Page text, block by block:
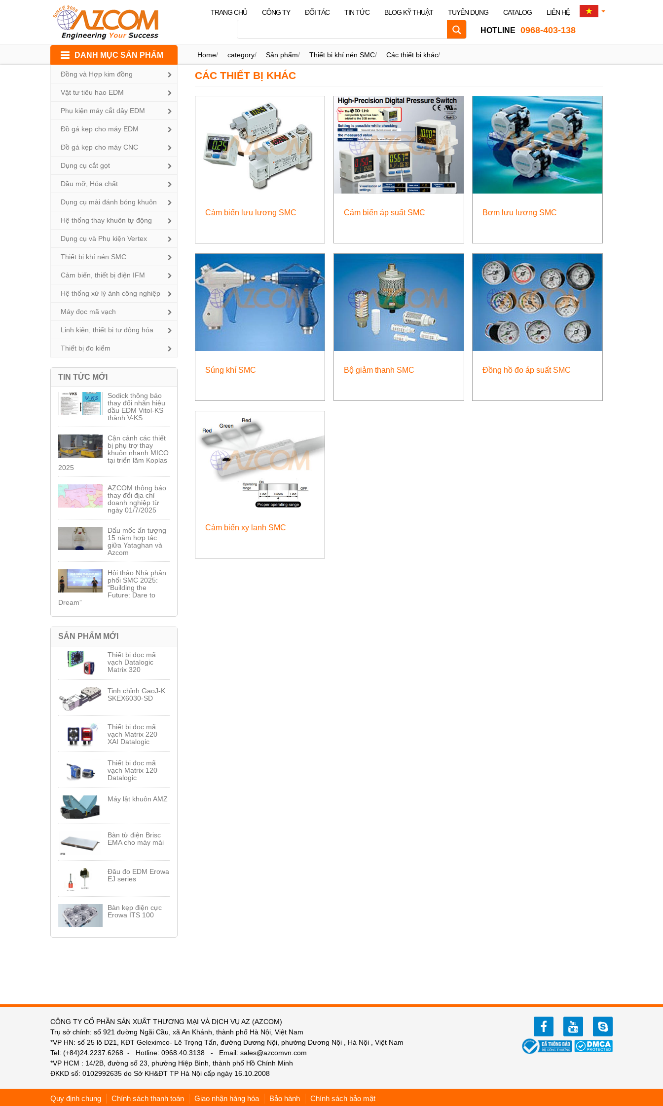
content
TRANG CHỦ CÔNG TY ĐỐI TÁC TIN TỨC BLOG KỸ THUẬT TUYỂN DỤNG CATALOG LIÊN HỆ
HOTLINE 0968-403-138
Home/ category/ Sản phẩm/ Thiết bị khí nén SMC/ Các thiết bị khác/
DANH MỤC SẢN PHẨM
Đồng và Hợp kim đồng
Vật tư tiêu hao EDM
Phụ kiện máy cắt dây EDM
Đồ gá kẹp cho máy EDM
Đồ gá kẹp cho máy CNC
Dụng cụ cắt gọt
Dầu mỡ, Hóa chất
Dụng cụ mài đánh bóng khuôn
Hệ thống thay khuôn tự động
Dụng cụ và Phụ kiện Vertex
Thiết bị khí nén SMC
Cảm biến, thiết bị điện IFM
Hệ thống xử lý ảnh công nghiệp
Máy đọc mã vạch
Linh kiện, thiết bị tự động hóa
Thiết bị đo kiểm
TIN TỨC MỚI
Sodick thông báo
thay đổi nhãn hiệu
dầu EDM Vitol-KS
thành V-KS
Cận cảnh các thiết
bị phụ trợ thay
khuôn nhanh MICO
tại triển lãm Koplas
2025
AZCOM thông báo
thay đổi địa chỉ
doanh nghiệp từ
ngày 01/7/2025
Dấu mốc ấn tượng
15 năm hợp tác
giữa Yataghan và
Azcom
Hội thảo Nhà phân
phối SMC 2025:
“Building the
Future: Dare to
Dream”
SẢN PHẨM MỚI
Thiết bị đọc mã
vạch Datalogic
Matrix 320
Tinh chỉnh GaoJ-K
SKEX6030-SD
Thiết bị đọc mã
vạch Matrix 220
XAI Datalogic
Thiết bị đọc mã
vạch Matrix 120
Datalogic
Máy lật khuôn AMZ
Bàn từ điện Brisc
EMA cho máy mài
Đâu đo EDM Erowa
EJ series
Bàn kẹp điện cực
Erowa ITS 100
CÁC THIẾT BỊ KHÁC
Cảm biến lưu lượng SMC Cảm biến áp suất SMC Bơm lưu lượng SMC
Súng khí SMC Bộ giảm thanh SMC Đồng hồ đo áp suất SMC
Cảm biến xy lanh SMC
CÔNG TY CỔ PHẦN SẢN XUẤT THƯƠNG MẠI VÀ DỊCH VỤ AZ (AZCOM)
Trụ sở chính: số 921 đường Ngãi Cầu, xã An Khánh, thành phố Hà Nội, Việt Nam
*VP HN: số 25 lô D21, KĐT Geleximco- Lê Trọng Tấn, đường Dương Nội, phường Dương Nội , Hà Nội , Việt Nam
Tel: (+84)24.2237.6268 - Hotline: 0968.40.3138 - Email: sales@azcomvn.com
*VP HCM : 14/2B, đường số 23, phường Hiệp Bình, thành phố Hồ Chính Minh
ĐKKD số: 0102992635 do Sở KH&ĐT TP Hà Nội cấp ngày 16.10.2008
facebookyoutube zalo
Quy định chung Chính sách thanh toán Giao nhận hàng hóa Bảo hành Chính sách bảo mật